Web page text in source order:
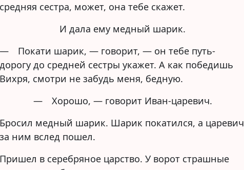
средняя сестра, может, она тебе скажет.
И дала ему медный шарик.
— Покати шарик, — говорит, — он тебе путь-
дорогу до средней сестры укажет. А как победишь
Вихря, смотри не забудь меня, бедную.
— Хорошо, — говорит Иван-царевич.
Бросил медный шарик. Шарик покатился, а царевич
за ним вслед пошел.
Пришел в серебряное царство. У ворот страшные